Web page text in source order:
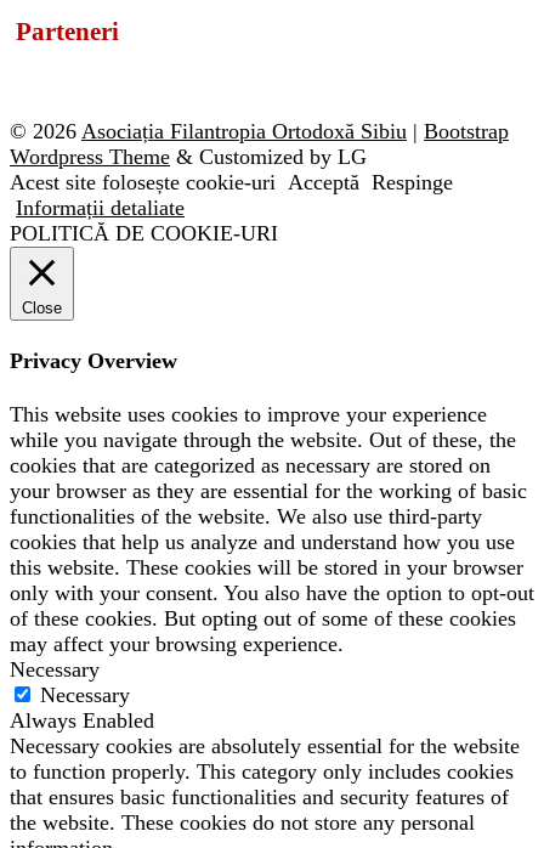
Parteneri
© 2026 Asociația Filantropia Ortodoxă Sibiu | Bootstrap
Wordpress Theme & Customized by LG
Acest site folosește cookie-uri Acceptă Respinge
Informații detaliate
POLITICĂ DE COOKIE-URI
Close
Privacy Overview
This website uses cookies to improve your experience
while you navigate through the website. Out of these, the
cookies that are categorized as necessary are stored on
your browser as they are essential for the working of basic
functionalities of the website. We also use third-party
cookies that help us analyze and understand how you use
this website. These cookies will be stored in your browser
only with your consent. You also have the option to opt-out
of these cookies. But opting out of some of these cookies
may affect your browsing experience.
Necessary
Necessary
Always Enabled
Necessary cookies are absolutely essential for the website
to function properly. This category only includes cookies
that ensures basic functionalities and security features of
the website. These cookies do not store any personal